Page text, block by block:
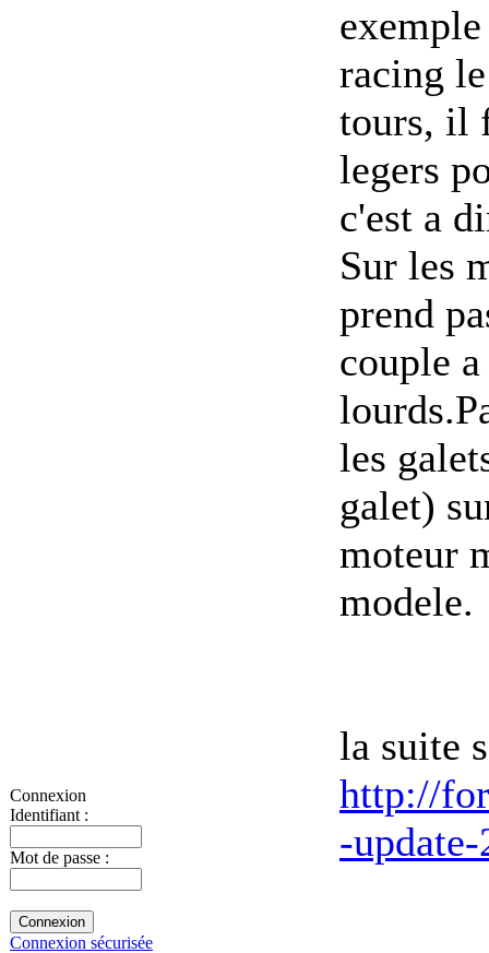
Connexion
Identifiant :
Mot de passe :
Connexion sécurisée
racing
tours, il
legers
c'est a
Sur les
prend
couple
les
galet)
moteur
modele.
la suite
http://
-